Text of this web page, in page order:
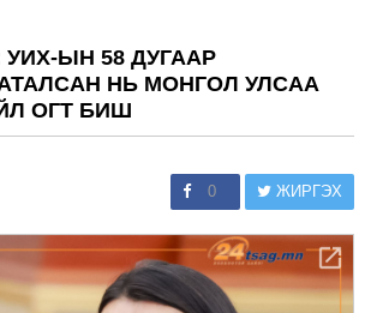
ЫН 58 ДУГААР
НЬ МОНГОЛ УЛСАА
ОГТ БИШ
0 ЖИРГЭХ